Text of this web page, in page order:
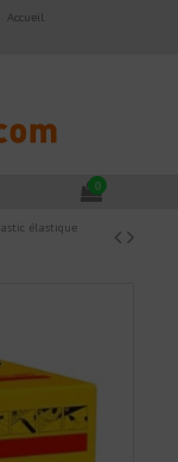
Accueil
0
élastique